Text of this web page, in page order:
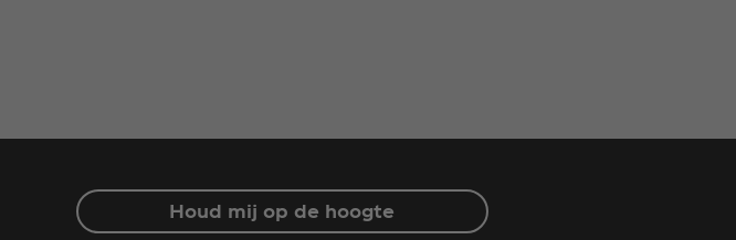
Houd mij op de hoogte